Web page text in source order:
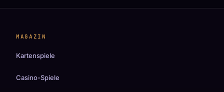
MAGAZIN
Kartenspiele
Casino-Spiele